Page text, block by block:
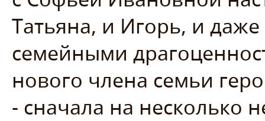
Татьяна, и Игорь, и
семейными
нового члена семьи
- сначала на несколько